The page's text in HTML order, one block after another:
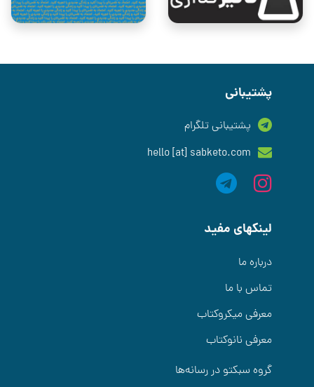
پشتیبانی
پشتیبانی تلگرام
hello [at] sabketo.com
لینکهای مفید
درباره ما
تماس با ما
معرفی میکروکتاب
معرفی نانوکتاب
گروه سبکتو در رسانه‌ها